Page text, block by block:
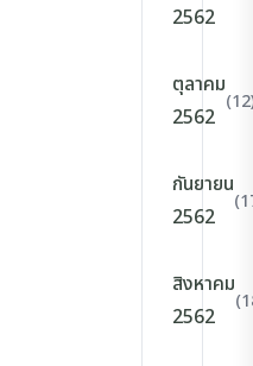
2562
ตุลาคม
2562
กันยายน
2562
สิงหาคม
2562